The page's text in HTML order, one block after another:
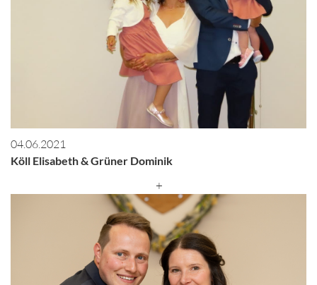
04.06.2021
Köll Elisabeth & Grüner Dominik
+